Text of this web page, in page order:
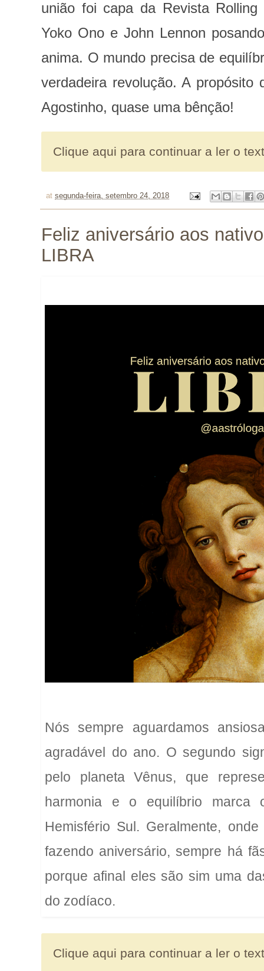
união foi capa da Revista
Yoko Ono e John Lennon
anima. O mundo precisa de
verdadeira revolução. A
Agostinho, quase uma bênção!
Clique aqui para continuar a ler o
at segunda-feira, setembro 24, 2018
Feliz aniversário aos
LIBRA
Nós sempre aguardamos
agradável do ano. O segundo
pelo planeta Vênus, que
harmonia e o equilíbrio marca
Hemisfério Sul. Geralmente,
fazendo aniversário, sempre há
porque afinal eles são sim uma
do zodíaco.
Clique aqui para continuar a ler o